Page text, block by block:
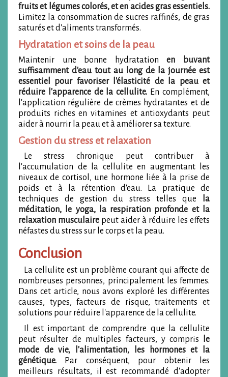
fruits et légumes colorés, et en acides gras essentiels.
Limitez la consommation de sucres raffinés, de gras
saturés et d'aliments transformés.
Hydratation et soins de la peau
Maintenir une bonne hydratation en buvant
suffisamment d'eau tout au long de la journée est
essentiel pour favoriser l'élasticité de la peau et
réduire l'apparence de la cellulite. En complément,
l'application régulière de crèmes hydratantes et de
produits riches en vitamines et antioxydants peut
aider à nourrir la peau et à améliorer sa texture.
Gestion du stress et relaxation
Le stress chronique peut contribuer à
l'accumulation de la cellulite en augmentant les
niveaux de cortisol, une hormone liée à la prise de
poids et à la rétention d'eau. La pratique de
techniques de gestion du stress telles que
la
méditation, le yoga, la respiration profonde et la
relaxation musculaire peut aider à réduire les effets
néfastes du stress sur le corps et la peau.
Conclusion
La cellulite est un problème courant qui affecte de
nombreuses personnes, principalement les femmes.
Dans cet article, nous avons exploré les différentes
causes, types, facteurs de risque, traitements et
solutions pour réduire l'apparence de la cellulite.
Il est important de comprendre que la cellulite
peut résulter de multiples facteurs, y compris
le
mode de vie, l'alimentation, les hormones et la
génétique. Par conséquent, pour obtenir les
meilleurs résultats, il est recommandé d'adopter